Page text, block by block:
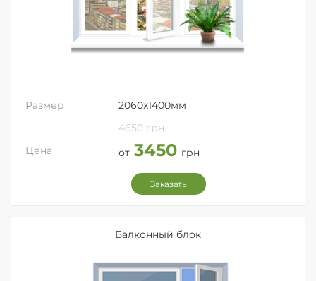
Размер
2060x1400мм
4650 грн
Цена
от 3450 грн
Заказать
Балконный блок